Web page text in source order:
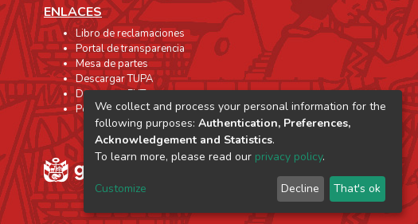
ENLACES
Libro de reclamaciones
Portal de transparencia
Mesa de partes
Descargar TUPA
Descargar FUT
Perú Compras
We collect and process your personal information for the
following purposes: Authentication, Preferences,
Acknowledgement and Statistics.
To learn more, please read our privacy policy.
Customize Decline That's ok